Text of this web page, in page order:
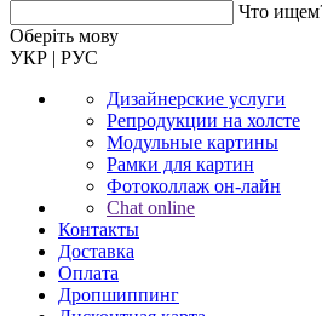
Что
Оберiть мову
УКР | РУС
Дизайнерские услуги
Репродукции на холсте
Модульные картины
Рамки для картин
Фотоколлаж он-лайн
Chat online
Контакты
Доставка
Оплата
Дропшиппинг